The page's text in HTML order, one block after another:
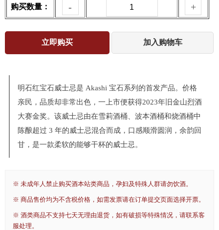
购买数量： - +
明石红宝石威士忌是 Akashi 宝石系列的首发产品。价格
亲民，品质却非常出色，一上市便获得2023年旧金山烈酒
大赛金奖。该威士忌由在雪莉酒桶、波本酒桶和烧酒桶中
陈酿超过 3 年的威士忌混合而成，口感顺滑圆润，余韵回
甘，是一款柔软的能够干杯的威士忌。
※ 未成年人禁止购买酒本站类商品，孕妇及特殊人群请勿饮酒。
※ 商品售价均为不含税价格，如需发票请在订单提交页面选择开票。
※ 酒类商品不支持七天无理由退货，如有破损等特殊情况，请联系客
服处理。